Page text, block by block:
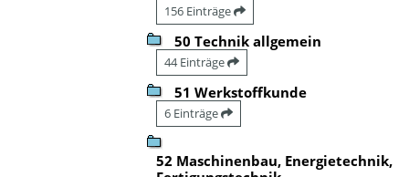
156 Einträge
50 Technik allgemein
44 Einträge
51 Werkstoffkunde
6 Einträge
52 Maschinenbau, Energietechnik,